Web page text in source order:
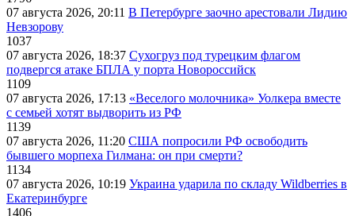
07 августа 2026, 20:11 В Петербурге заочно арестовали Лидию
Невзорову
1037
07 августа 2026, 18:37 Сухогруз под турецким флагом
подвергся атаке БПЛА у порта Новороссийск
1109
07 августа 2026, 17:13 «Веселого молочника» Уолкера вместе
с семьей хотят выдворить из РФ
1139
07 августа 2026, 11:20 США попросили РФ освободить
бывшего морпеха Гилмана: он при смерти?
1134
07 августа 2026, 10:19 Украина ударила по складу Wildberries в
Екатеринбурге
1406